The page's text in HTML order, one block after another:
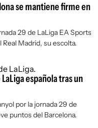
se mantiene firme en
29 de LaLiga EA Sports
Madrid, su escolta.
española tras un
por la jornada 29 de
puntos del Barcelona.